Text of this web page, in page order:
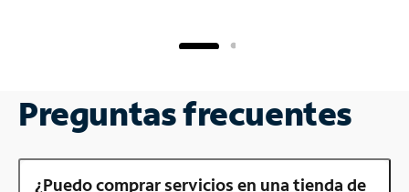
Preguntas frecuentes
¿Puedo comprar servicios en una tienda de